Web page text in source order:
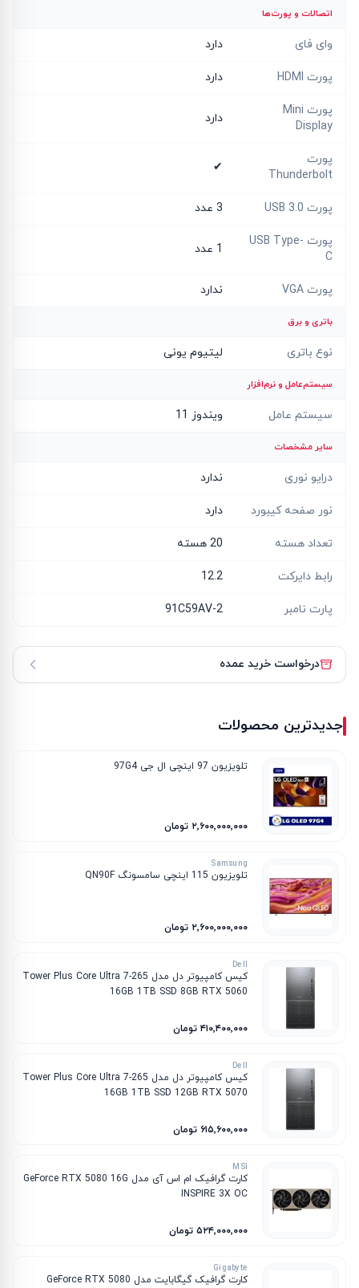
اتصالات و پورت‌ها
وای فای دارد
پورت HDMI دارد
پورت Mini
Display
دارد
پورت
Thunderbolt
✔
پورت USB 3.0 3 عدد
پورت USB Type-
C
1 عدد
پورت VGA ندارد
باتری و برق
نوع باتری لیتیوم یونی
سیستم‌عامل و نرم‌افزار
سیستم عامل ویندوز 11
سایر مشخصات
درایو نوری ندارد
نور صفحه کیبورد دارد
تعداد هسته 20 هسته
رابط دایرکت 12.2
پارت نامبر 91C59AV-2
درخواست خرید عمده
جدیدترین محصولات
تلویزیون 97 اینچی ال جی 97G4
۲٬۶۰۰٬۰۰۰٬۰۰۰ تومان
Samsung
تلویزیون 115 اینچی سامسونگ QN90F
۲٬۶۰۰٬۰۰۰٬۰۰۰ تومان
Dell
کیس کامپیوتر دل مدل Tower Plus Core Ultra 7-265
16GB 1TB SSD 8GB RTX 5060
۴۱۰٬۴۰۰٬۰۰۰ تومان
Dell
کیس کامپیوتر دل مدل Tower Plus Core Ultra 7-265
16GB 1TB SSD 12GB RTX 5070
۶۱۵٬۶۰۰٬۰۰۰ تومان
MSI
کارت گرافیک ام‌ اس‌ آی مدل GeForce RTX 5080 16G
INSPIRE 3X OC
۵۲۴٬۰۰۰٬۰۰۰ تومان
Gigabyte
کارت گرافیک گیگابایت مدل GeForce RTX 5080